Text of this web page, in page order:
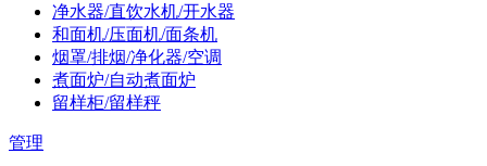
净水器/直饮水机/开水器
和面机/压面机/面条机
烟罩/排烟/净化器/空调
煮面炉/自动煮面炉
留样柜/留样秤
管理